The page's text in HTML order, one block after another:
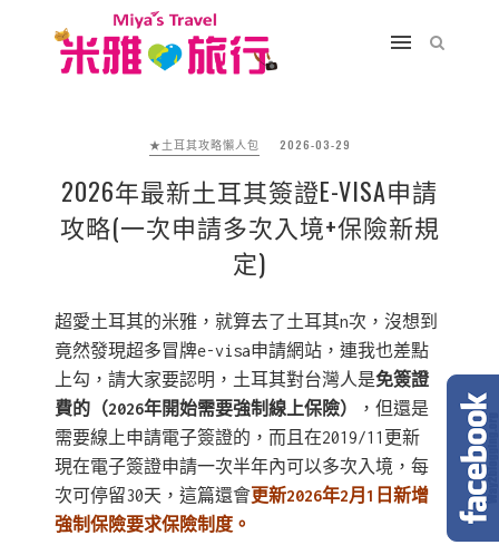
★土耳其攻略懶人包 2026-03-29
2026年最新土耳其簽證E-VISA申請
攻略(一次申請多次入境+保險新規
定)
超愛土耳其的米雅，就算去了土耳其n次，沒想到
竟然發現超多冒牌e-visa申請網站，連我也差點
上勾，請大家要認明，土耳其對台灣人是免簽證
費的（2026年開始需要強制線上保險）
，但還是
需要線上申請電子簽證的，而且在2019/11更新
現在電子簽證申請一次半年內可以多次入境，每
次可停留30天，這篇還會更新2026年2月1日新增
強制保險要求保險制度。